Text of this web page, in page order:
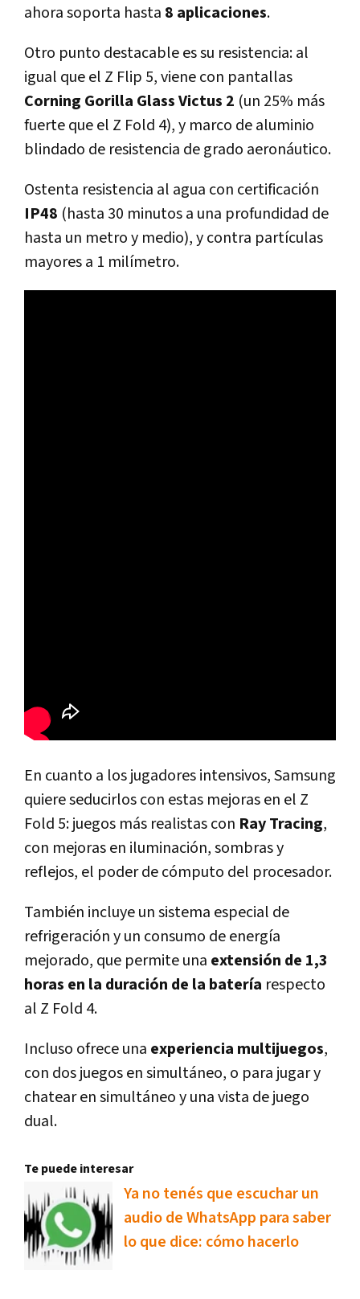
ahora soporta hasta 8 aplicaciones.
Otro punto destacable es su resistencia: al
igual que el Z Flip 5, viene con pantallas
Corning Gorilla Glass Victus 2 (un 25% más
fuerte que el Z Fold 4), y marco de aluminio
blindado de resistencia de grado aeronáutico.
Ostenta resistencia al agua con certificación
IP48 (hasta 30 minutos a una profundidad de
hasta un metro y medio), y contra partículas
mayores a 1 milímetro.
En cuanto a los jugadores intensivos, Samsung
quiere seducirlos con estas mejoras en el Z
Fold 5: juegos más realistas con Ray Tracing,
con mejoras en iluminación, sombras y
reflejos, el poder de cómputo del procesador.
También incluye un sistema especial de
refrigeración y un consumo de energía
mejorado, que permite una extensión de 1,3
horas en la duración de la batería respecto
al Z Fold 4.
Incluso ofrece una experiencia multijuegos,
con dos juegos en simultáneo, o para jugar y
chatear en simultáneo y una vista de juego
dual.
Te puede interesar
Ya no tenés que escuchar un
audio de WhatsApp para saber
lo que dice: cómo hacerlo